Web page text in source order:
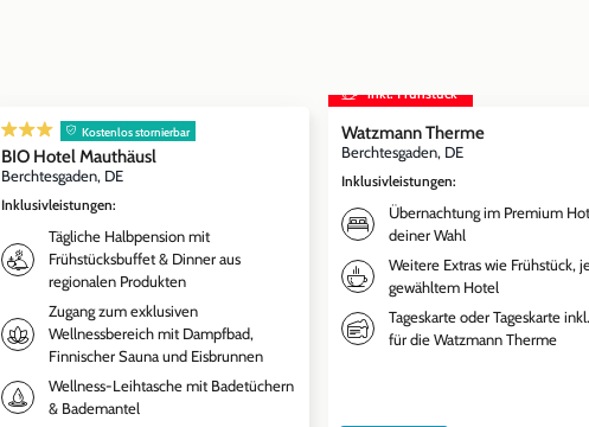
Kostenlos stornierbar
BIO Hotel Mauthäusl
Berchtesgaden, DE
Inklusivleistungen:
Tägliche Halbpension mit
Frühstücksbuffet & Dinner aus
regionalen Produkten
Zugang zum exklusiven
Wellnessbereich mit Dampfbad,
Finnischer Sauna und Eisbrunnen
Wellness-Leihtasche mit Badetüchern
& Bademantel
inkl. Frühstück
Watzmann Therme
Berchtesgaden, DE
Inklusivleistungen:
Übernachtung im Premium
deiner Wahl
Weitere Extras wie Frühstück,
gewähltem Hotel
Tageskarte oder Tageskarte
für die Watzmann Therme